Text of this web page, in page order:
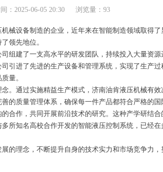
： 2025-06-05 20:30 浏览量： 93
械设备制造的企业，近年来在智能制造领域取得
领先地位。
组建了一支高水平的研发团队，持续投入大量资
引进了先进的生产设备和管理系统，实现了生产
量。
。通过实施精益生产模式，济南油肯液压机械有
的质量管理体系，确保每一件产品都符合严格的国
合作，共同开展前沿技术的研究。这种产学研结
所知名高校合作开发的智能液压控制系统，已经
的理念，不断提升自身的技术实力和市场竞争力